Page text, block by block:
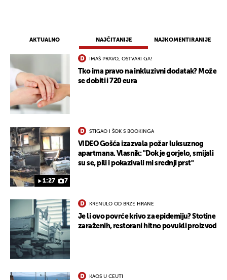
AKTUALNO NAJČITANIJE NAJKOMENTIRANIJE
IMAŠ PRAVO, OSTVARI GA!
Tko ima pravo na inkluzivni dodatak? Može
se dobiti i 720 eura
1:27 7
STIGAO I ŠOK S BOOKINGA
VIDEO Gošća izazvala požar luksuznog
apartmana. Vlasnik: "Dok je gorjelo, smijali
su se, pili i pokazivali mi srednji prst"
KRENULO OD BRZE HRANE
Je li ovo povrće krivo za epidemiju? Stotine
zaraženih, restorani hitno povukli proizvod
KAOS U CEUTI